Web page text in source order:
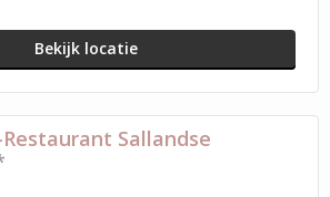
Bekijk locatie
Sallandse